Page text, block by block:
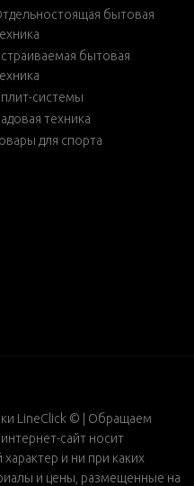
бытовая
бытовая
системы
техника
для спорта
LineClick © | Обращаем
сайт носит
и ни при каких
и цены, размещенные на